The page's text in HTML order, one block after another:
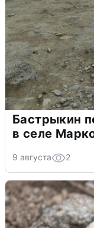
Бастрыкин
в селе
9 августа 2